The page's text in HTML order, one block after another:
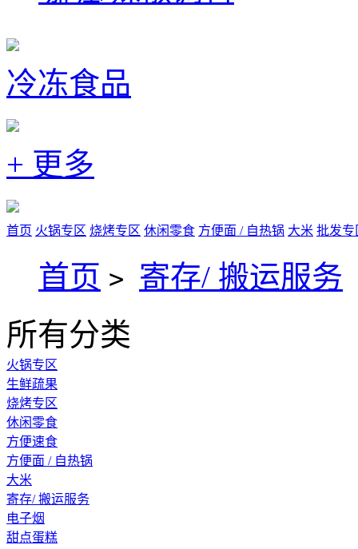
冷冻食品
+ 更多
首页 火锅专区 烧烤专区 休闲零食 方便面 / 自热锅 大米 批发专
首页 > 寄存/ 搬运服务
所有分类
火锅专区
生鲜疏果
烧烤专区
休闲零食
方便速食
方便面 / 自热锅
大米
寄存/ 搬运服务
电子烟
甜点蛋糕